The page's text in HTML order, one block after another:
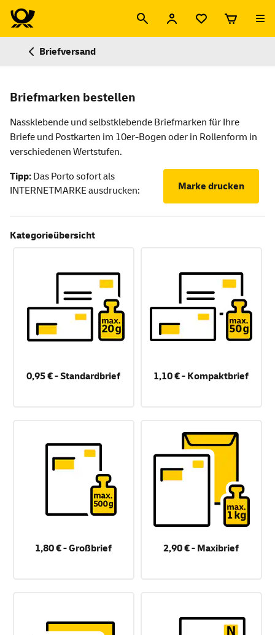
Briefversand
Briefmarken bestellen
Nassklebende und selbstklebende Briefmarken für Ihre
Briefe und Postkarten im 10er-Bogen oder in Rollenform in
verschiedenen Wertstufen.
Marke drucken
Tipp: Das Porto sofort als
INTERNETMARKE ausdrucken:
Kategorieübersicht
0,95 € - Standardbrief 1,10 € - Kompaktbrief
1,80 € - Großbrief 2,90 € - Maxibrief